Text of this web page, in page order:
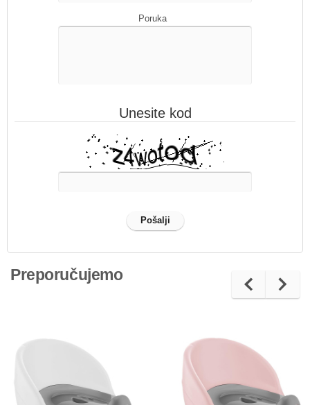
Poruka
Unesite kod
Preporučujemo